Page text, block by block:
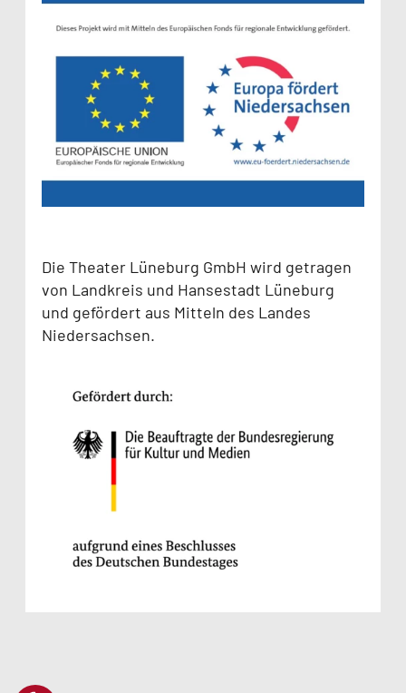
Die Theater Lüneburg GmbH wird getragen
von Landkreis und Hansestadt Lüneburg
und gefördert aus Mitteln des Landes
Niedersachsen.